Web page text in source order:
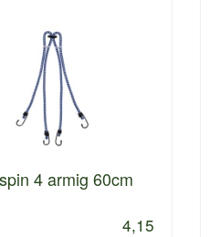
4 armig 60cm
4,15